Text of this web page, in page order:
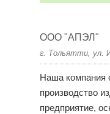
ООО "АПЭЛ"
г. Тольятти, ул.
Наша компания
производство
предприятие,